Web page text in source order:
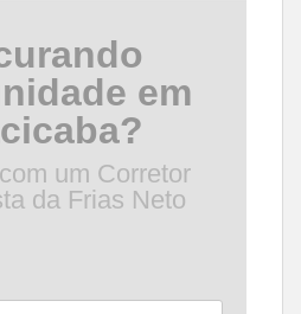
em
um Corretor
da Frias Neto